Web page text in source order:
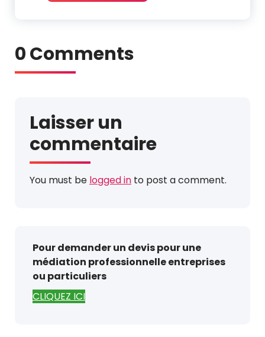
0 Comments
Laisser un
commentaire
You must be logged in to post a comment.
Pour demander un devis pour une
médiation professionnelle entreprises
ou particuliers
CLIQUEZ ICI